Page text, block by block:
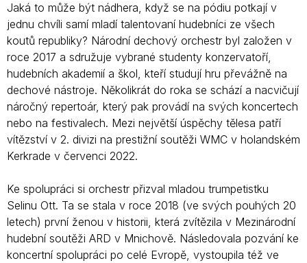
Jaká to může být nádhera, když se na pódiu potkají v
jednu chvíli samí mladí talentovaní hudebníci ze všech
koutů republiky? Národní dechový orchestr byl založen v
roce 2017 a sdružuje vybrané studenty konzervatoří,
hudebních akademií a škol, kteří studují hru převážně na
dechové nástroje. Několikrát do roka se schází a nacvičují
náročný repertoár, který pak provádí na svých koncertech
nebo na festivalech. Mezi největší úspěchy tělesa patří
vítězství v 2. divizi na prestižní soutěži WMC v holandském
Kerkrade v červenci 2022.
Ke spolupráci si orchestr přizval mladou trumpetistku
Selinu Ott. Ta se stala v roce 2018 (ve svých pouhých 20
letech) první ženou v historii, která zvítězila v Mezinárodní
hudební soutěži ARD v Mnichově. Následovala pozvání ke
koncertní spolupráci po celé Evropě, vystoupila též ve